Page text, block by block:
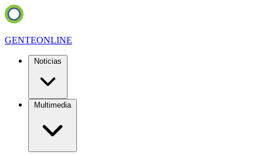
GENTEONLINE
Noticias
Multimedia